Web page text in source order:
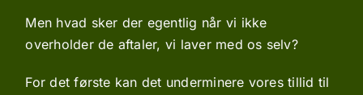
Men hvad sker der egentlig når vi ikke
overholder de aftaler, vi laver med os selv?
For det første kan det underminere vores tillid til